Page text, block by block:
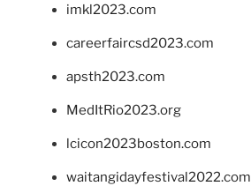
imkl2023.com
careerfaircsd2023.com
apsth2023.com
MedItRio2023.org
lcicon2023boston.com
waitangidayfestival2022.com